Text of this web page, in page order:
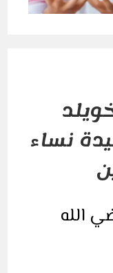
نساء
الله